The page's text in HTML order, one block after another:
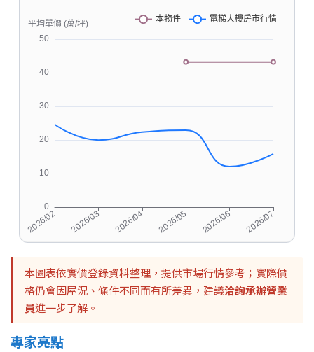
本圖表依實價登錄資料整理，提供市場行情參考；實際價
格仍會因屋況、條件不同而有所差異，建議洽詢承辦營業
員進一步了解。
專家亮點